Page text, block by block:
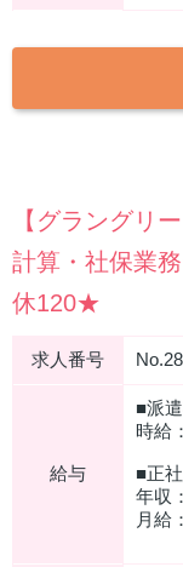
【グラングリ
計算・社保業
休120★
求人番号
給与
■派
時給
■正
年収
⽉給